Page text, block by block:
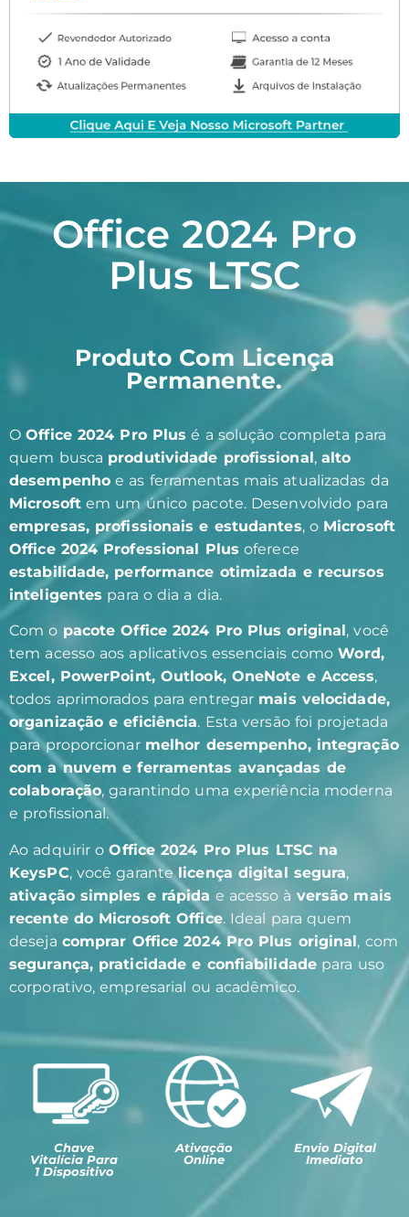
Office 2024 Pro
Plus LTSC
Produto Com Licença
Permanente.
OOffice 2024 Pro Plus é a solução completa para
quem busca produtividade profissional, alto
desempenho e as ferramentas mais atualizadas da
Microsoftem um único pacote. Desenvolvido para
empresas, profissionais e estudantes, o Microsoft
Office 2024 Professional Plus oferece
estabilidade, performance otimizada e recursos
inteligentes para o dia a dia.
Com o pacote Office 2024 Pro Plus original, você
tem acesso aos aplicativos essenciais comoWord,
Excel, PowerPoint, Outlook, OneNote e Access,
todos aprimorados para entregar mais velocidade,
organização e eficiência. Esta versão foi projetada
para proporcionar melhor desempenho, integração
com a nuvem e ferramentas avançadas de
colaboração, garantindo uma experiência moderna
e profissional.
Ao adquirir oOffice 2024 Pro Plus LTSC na
KeysPC, você garante licença digital segura,
ativação simples e rápida e acesso à versão mais
recente do Microsoft Office. Ideal para quem
deseja comprar Office 2024 Pro Plus original, com
segurança, praticidade e confiabilidadepara uso
corporativo, empresarial ou acadêmico.
Chave
Vitalícia Para
1 Dispositivo
Ativação
Online
Envio Digital
Imediato